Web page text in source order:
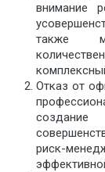
внимание
также
Отказ от
риск-